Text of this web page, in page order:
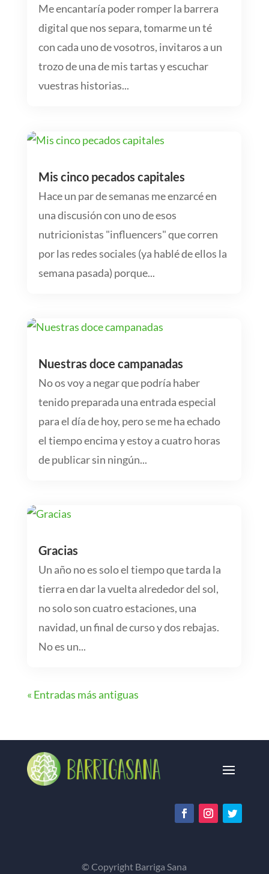
Me encantaría poder romper la barrera
digital que nos separa, tomarme un té
con cada uno de vosotros, invitaros a un
trozo de una de mis tartas y escuchar
vuestras historias...
Mis cinco pecados capitales
Hace un par de semanas me enzarcé en
una discusión con uno de esos
nutricionistas "influencers" que corren
por las redes sociales (ya hablé de ellos la
semana pasada) porque...
Nuestras doce campanadas
No os voy a negar que podría haber
tenido preparada una entrada especial
para el día de hoy, pero se me ha echado
el tiempo encima y estoy a cuatro horas
de publicar sin ningún...
Gracias
Un año no es solo el tiempo que tarda la
tierra en dar la vuelta alrededor del sol,
no solo son cuatro estaciones, una
navidad, un final de curso y dos rebajas.
No es un...
« Entradas más antiguas
© Copyright Barriga Sana